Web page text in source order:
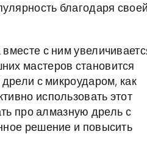
благодаря
с ним
мастеров становится
с микроударом, как
использовать этот
про алмазную дрель с
решение и повысить